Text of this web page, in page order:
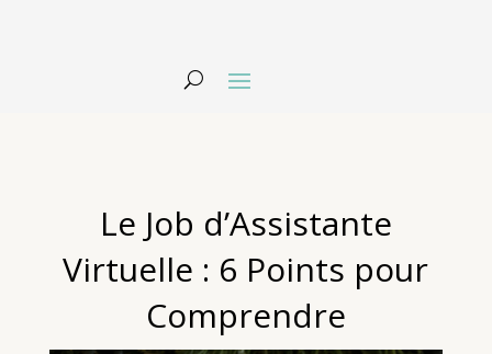
Le Job d’Assistante
Virtuelle : 6 Points pour
Comprendre